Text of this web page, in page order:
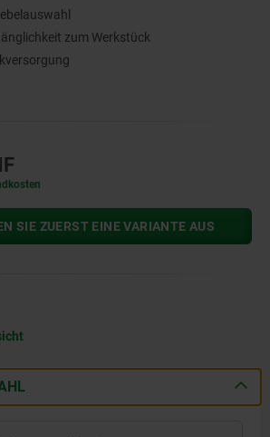
zum Werkstück
SIE ZUERST EINE VARIANTE AUS